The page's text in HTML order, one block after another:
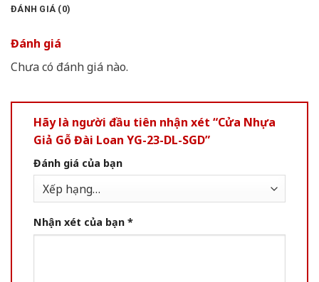
ĐÁNH GIÁ (0)
Đánh giá
Chưa có đánh giá nào.
Hãy là người đầu tiên nhận xét “Cửa Nhựa
Giả Gỗ Đài Loan YG-23-DL-SGD”
Đánh giá của bạn
Nhận xét của bạn *